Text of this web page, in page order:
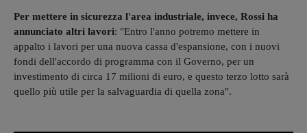
Per mettere in sicurezza l'area industriale, invece, Rossi ha
annunciato altri lavori: "Entro l'anno potremo mettere in
appalto i lavori per una nuova cassa d'espansione, con i nuovi
fondi dell'accordo di programma con il Governo, per un
investimento di circa 17 milioni di euro, e questo terzo lotto sarà
quello più utile per la salvaguardia di quella zona".